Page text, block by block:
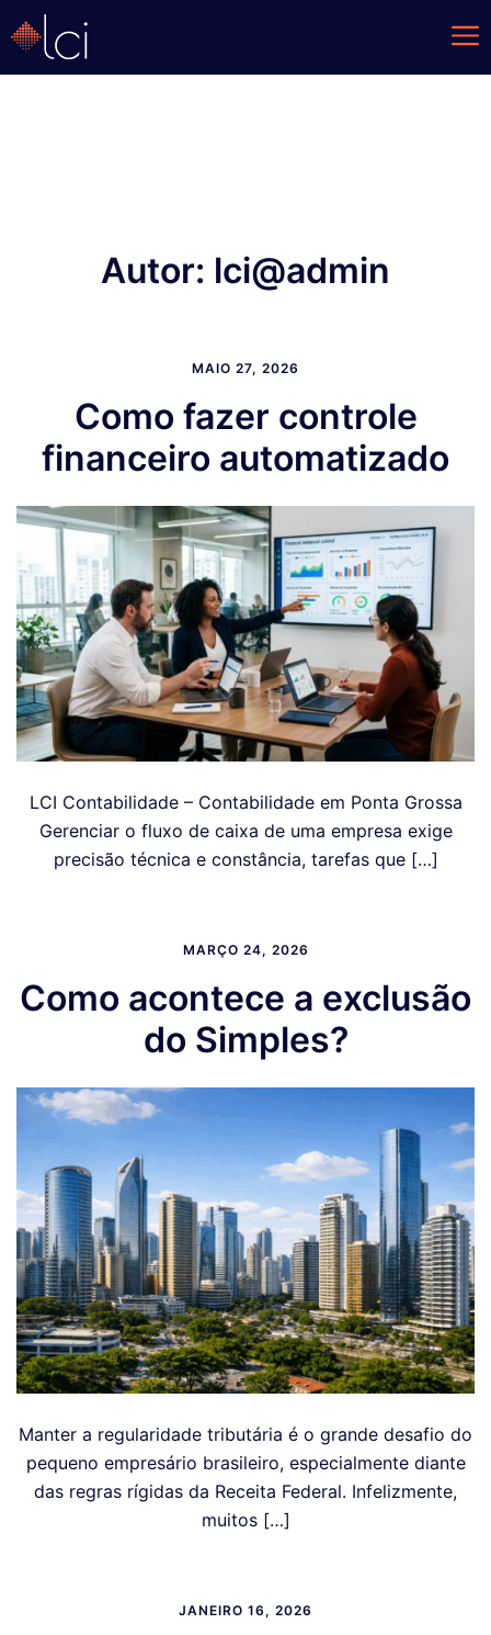
Autor: lci@admin
MAIO 27, 2026
Como fazer controle
financeiro automatizado
LCI Contabilidade – Contabilidade em Ponta Grossa
Gerenciar o fluxo de caixa de uma empresa exige
precisão técnica e constância, tarefas que […]
MARÇO 24, 2026
Como acontece a exclusão
do Simples?
Manter a regularidade tributária é o grande desafio do
pequeno empresário brasileiro, especialmente diante
das regras rígidas da Receita Federal. Infelizmente,
muitos […]
JANEIRO 16, 2026